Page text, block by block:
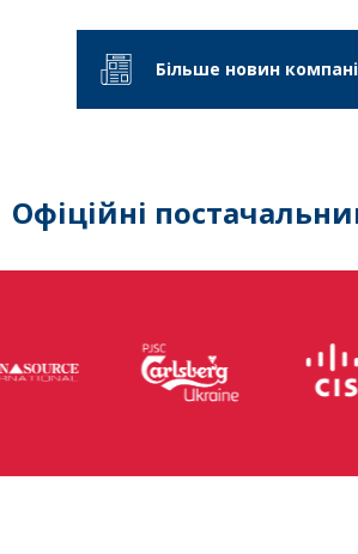
Більше новин
Офіційні